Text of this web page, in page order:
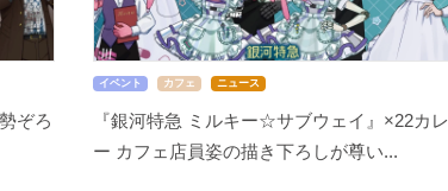
ぞろ
イベント カフェ ニュース
『銀河特急 ミルキー☆サブウェイ』×22カレ
ー カフェ店員姿の描き下ろしが尊い...